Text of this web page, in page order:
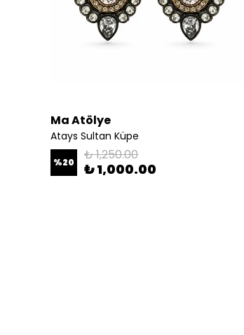
Ma Atölye
Atays Sultan Küpe
%20 ₺ 1,250.00
₺ 1,000.00